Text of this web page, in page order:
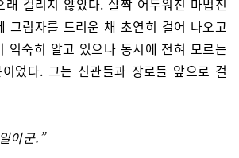
걸리지 않았다. 살짝 어두워진 마법진
그림자를 드리운 채 초연히 걸어 나오고
익숙히 알고 있으나 동시에 전혀 모르는
었다. 그는 신관들과 장로들 앞으로 걸
이군.”